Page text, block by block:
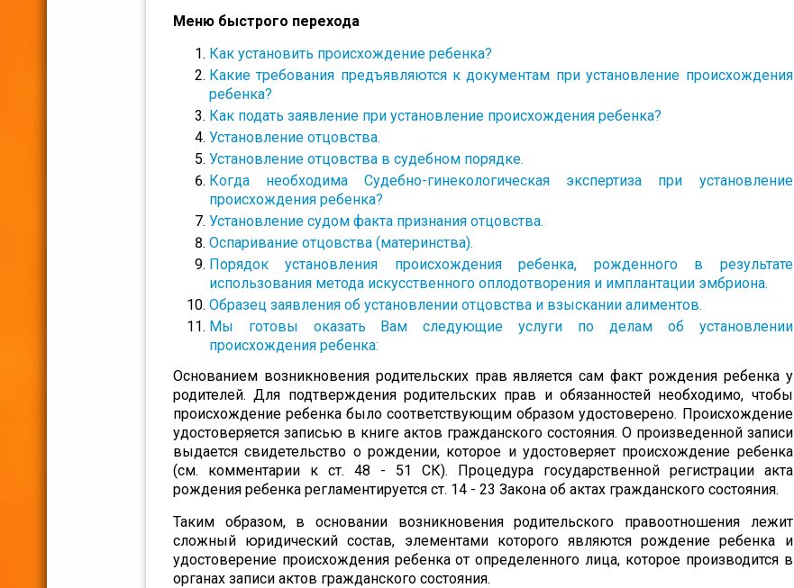
Меню быстрого перехода
Как установить происхождение ребенка?
Какие требования предъявляются к документам при установление происхождения
ребенка?
Как подать заявление при установление происхождения ребенка?
Установление отцовства.
Установление отцовства в судебном порядке.
Когда необходима Судебно-гинекологическая экспертиза при установление
происхождения ребенка?
Установление судом факта признания отцовства.
Оспаривание отцовства (материнства).
Порядок установления происхождения ребенка, рожденного в результате
использования метода искусственного оплодотворения и имплантации эмбриона.
Образец заявления об установлении отцовства и взыскании алиментов.
Мы готовы оказать Вам следующие услуги по делам об установлении
происхождения ребенка:
Основанием возникновения родительских прав является сам факт рождения ребенка у
родителей. Для подтверждения родительских прав и обязанностей необходимо, чтобы
происхождение ребенка было соответствующим образом удостоверено. Происхождение
удостоверяется записью в книге актов гражданского состояния. О произведенной записи
выдается свидетельство о рождении, которое и удостоверяет происхождение ребенка
(см. комментарии к ст. 48 - 51 СК). Процедура государственной регистрации акта
рождения ребенка регламентируется ст. 14 - 23 Закона об актах гражданского состояния.
Таким образом, в основании возникновения родительского правоотношения лежит
сложный юридический состав, элементами которого являются рождение ребенка и
удостоверение происхождения ребенка от определенного лица, которое производится в
органах записи актов гражданского состояния.